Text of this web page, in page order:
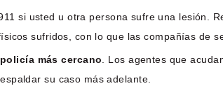
911 si usted u otra persona sufre una lesión.
sufridos, con lo que las compañías de
más cercano . Los agentes que
su caso más adelante.